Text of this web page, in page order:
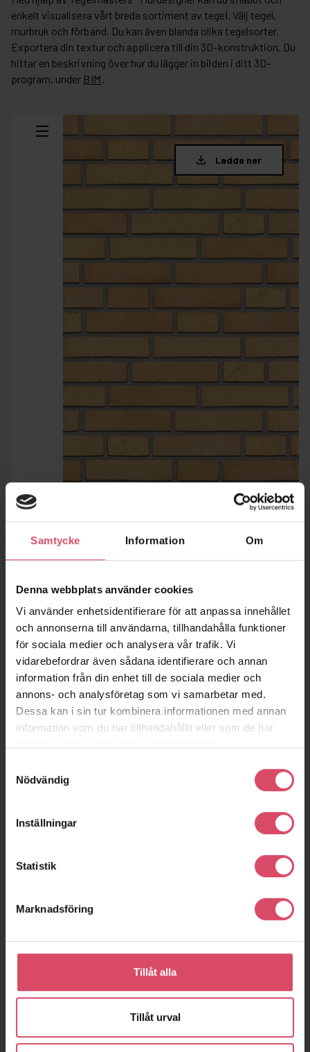
Samtycke Information Om
Denna webbplats använder cookies
Vi använder enhetsidentifierare för att anpassa innehållet
och annonserna till användarna, tillhandahålla funktioner
för sociala medier och analysera vår trafik. Vi
vidarebefordrar även sådana identifierare och annan
information från din enhet till de sociala medier och
annons- och analysföretag som vi samarbetar med.
Dessa kan i sin tur kombinera informationen med annan
information som du har tillhandahållit eller som de har
Nödvändig
Inställningar
Statistik
Marknadsföring
Tillåt alla
Tillåt urval
enkelt visualisera vårt breda sortiment av tegel. Välj tegel,
murbruk och förband. Du kan även blanda olika tegelsorter.
Exportera din textur och applicera till din 3D-konstruktion. Du
hittar en beskrivning över hur du lägger in bilden i ditt 3D-
program, under BIM.